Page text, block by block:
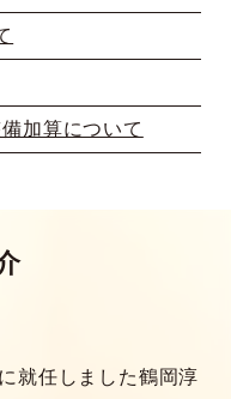
加算について
就任しました鶴岡淳